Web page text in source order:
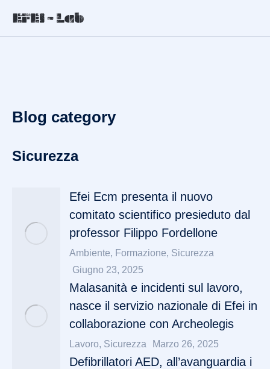
Blog category
Sicurezza
Efei Ecm presenta il nuovo
comitato scientifico presieduto dal
professor Filippo Fordellone
Ambiente, Formazione, Sicurezza
Giugno 23, 2025
Malasanità e incidenti sul lavoro,
nasce il servizio nazionale di Efei in
collaborazione con Archeolegis
Lavoro, Sicurezza Marzo 26, 2025
Defibrillatori AED, all’avanguardia i